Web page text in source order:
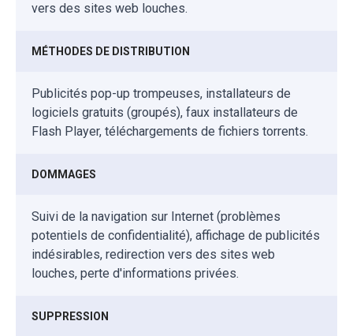
vers des sites web louches.
MÉTHODES DE DISTRIBUTION
Publicités pop-up trompeuses, installateurs de
logiciels gratuits (groupés), faux installateurs de
Flash Player, téléchargements de fichiers torrents.
DOMMAGES
Suivi de la navigation sur Internet (problèmes
potentiels de confidentialité), affichage de publicités
indésirables, redirection vers des sites web
louches, perte d'informations privées.
SUPPRESSION